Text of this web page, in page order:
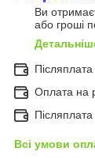
Ви
або гроші
Післяплата
Оплата на
Післяплата
Всі умови